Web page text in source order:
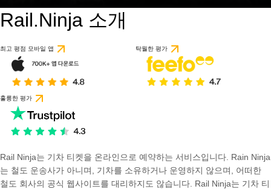
Rail.Ninja 소개
최고 평점 모바일 앱 탁월한 평가
훌륭한 평가
Rail Ninja는 기차 티켓을 온라인으로 예약하는 서비스입니다. Rain Ninja
는 철도 운송사가 아니며, 기차를 소유하거나 운영하지 않으며, 어떠한
철도 회사의 공식 웹사이트를 대리하지도 않습니다. Rail Ninja는 기차 티